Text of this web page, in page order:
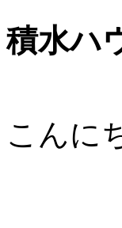
積水ハ
こんに